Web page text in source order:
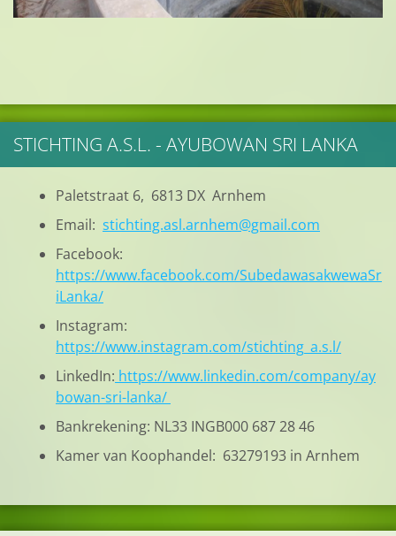
STICHTING A.S.L. - AYUBOWAN SRI LANKA
Paletstraat 6, 6813 DX Arnhem
Email: stichting.asl.arnhem@gmail.com
Facebook:
https://www.facebook.com/SubedawasakwewaSr
iLanka/
Instagram:
https://www.instagram.com/stichting_a.s.l/
LinkedIn: https://www.linkedin.com/company/ay
bowan-sri-lanka/
Bankrekening: NL33 INGB000 687 28 46
Kamer van Koophandel: 63279193 in Arnhem